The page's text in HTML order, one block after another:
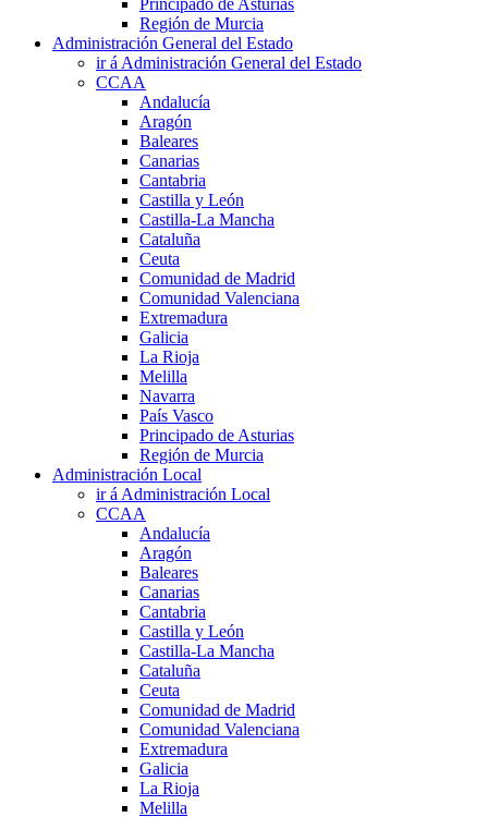
Región de Murcia
Administración General del Estado
ir á Administración General del Estado
CCAA
Andalucía
Aragón
Baleares
Canarias
Cantabria
Castilla y León
Castilla-La Mancha
Cataluña
Ceuta
Comunidad de Madrid
Comunidad Valenciana
Extremadura
Galicia
La Rioja
Melilla
Navarra
País Vasco
Principado de Asturias
Región de Murcia
Administración Local
ir á Administración Local
CCAA
Andalucía
Aragón
Baleares
Canarias
Cantabria
Castilla y León
Castilla-La Mancha
Cataluña
Ceuta
Comunidad de Madrid
Comunidad Valenciana
Extremadura
Galicia
La Rioja
Melilla